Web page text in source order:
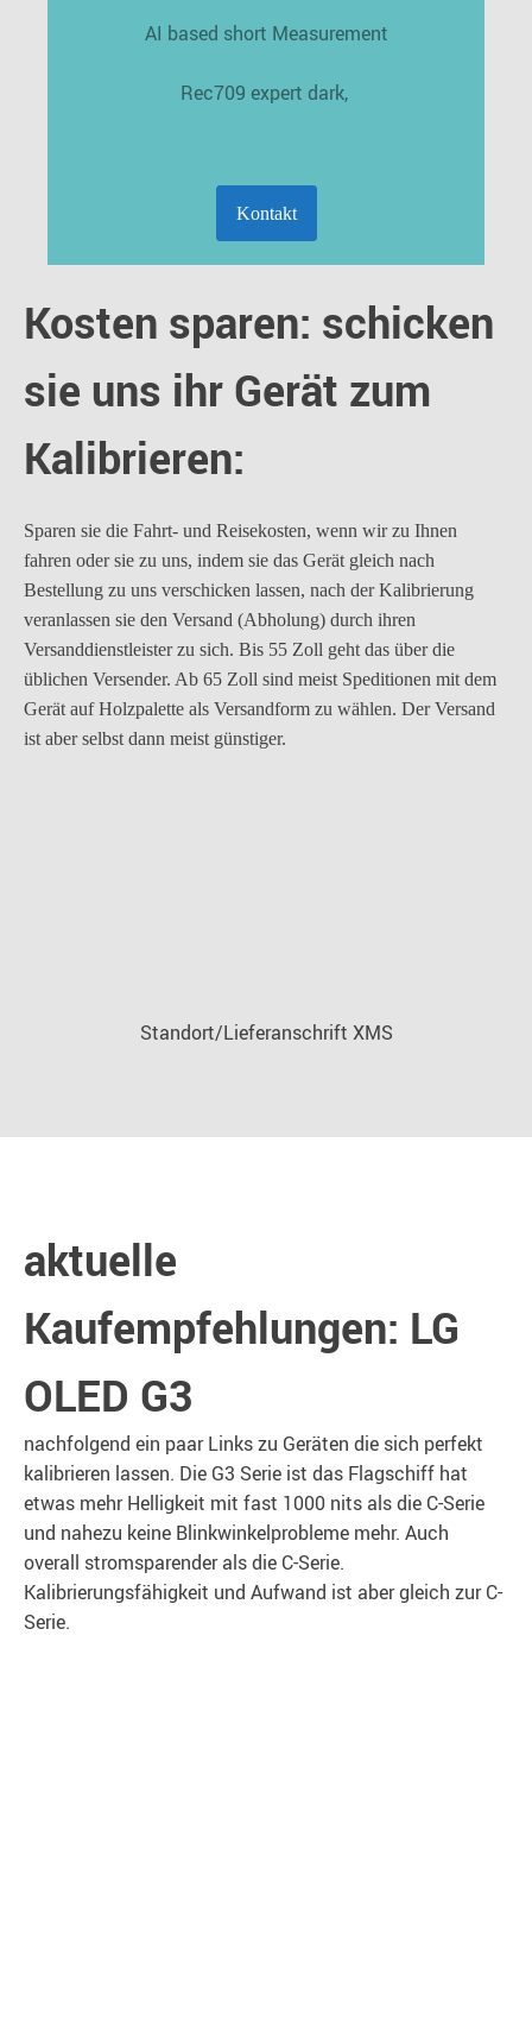
AI based short Measurement
Rec709 expert dark,
Kontakt
Kosten sparen: schicken
sie uns ihr Gerät zum
Kalibrieren:
Sparen sie die Fahrt- und Reisekosten, wenn wir zu Ihnen
fahren oder sie zu uns, indem sie das Gerät gleich nach
Bestellung zu uns verschicken lassen, nach der Kalibrierung
veranlassen sie den Versand (Abholung) durch ihren
Versanddienstleister zu sich. Bis 55 Zoll geht das über die
üblichen Versender. Ab 65 Zoll sind meist Speditionen mit dem
Gerät auf Holzpalette als Versandform zu wählen. Der Versand
ist aber selbst dann meist günstiger.
Standort/Lieferanschrift XMS
aktuelle
Kaufempfehlungen: LG
OLED G3
nachfolgend ein paar Links zu Geräten die sich perfekt
kalibrieren lassen. Die G3 Serie ist das Flagschiff hat
etwas mehr Helligkeit mit fast 1000 nits als die C-Serie
und nahezu keine Blinkwinkelprobleme mehr. Auch
overall stromsparender als die C-Serie.
Kalibrierungsfähigkeit und Aufwand ist aber gleich zur C-
Serie.